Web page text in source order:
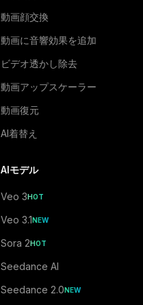
動画顔交換
動画に音響効果を追加
ビデオ透かし除去
動画アップスケーラー
動画復元
AI着替え
AIモデル
Veo 3HOT
Veo 3.1NEW
Sora 2HOT
Seedance AI
Seedance 2.0NEW